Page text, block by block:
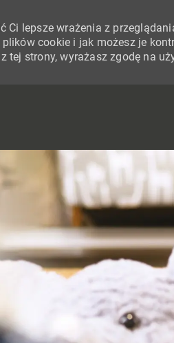
Ci lepsze wrażenia z
cookie i jak możesz je
tej strony, wyrażasz zgodę na